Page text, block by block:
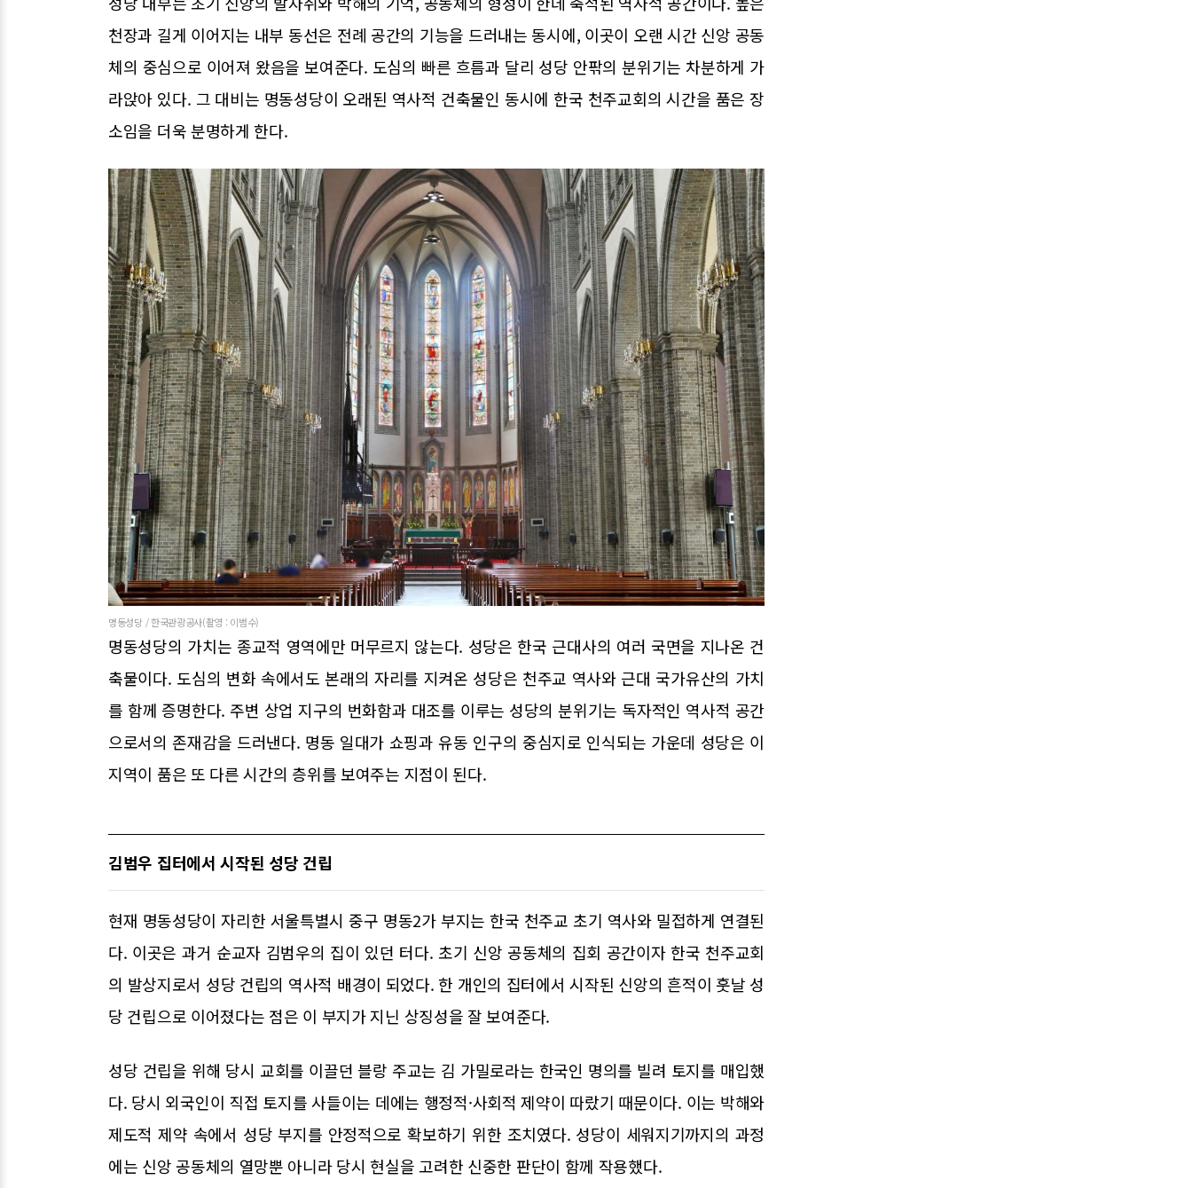
천장과 길게 이어지는 내부 동선은 전례 공간의 기능을 드러내는 동시에, 이곳이 오랜 시간 신앙 공동
체의 중심으로 이어져 왔음을 보여준다. 도심의 빠른 흐름과 달리 성당 안팎의 분위기는 차분하게 가
라앉아 있다. 그 대비는 명동성당이 오래된 역사적 건축물인 동시에 한국 천주교회의 시간을 품은 장
소임을 더욱 분명하게 한다.
명동성당 / 한국관광공사(촬영 : 이범수)
명동성당의 가치는 종교적 영역에만 머무르지 않는다. 성당은 한국 근대사의 여러 국면을 지나온 건
축물이다. 도심의 변화 속에서도 본래의 자리를 지켜온 성당은 천주교 역사와 근대 국가유산의 가치
를 함께 증명한다. 주변 상업 지구의 번화함과 대조를 이루는 성당의 분위기는 독자적인 역사적 공간
으로서의 존재감을 드러낸다. 명동 일대가 쇼핑과 유동 인구의 중심지로 인식되는 가운데 성당은 이
지역이 품은 또 다른 시간의 층위를 보여주는 지점이 된다.
김범우 집터에서 시작된 성당 건립
현재 명동성당이 자리한 서울특별시 중구 명동2가 부지는 한국 천주교 초기 역사와 밀접하게 연결된
다. 이곳은 과거 순교자 김범우의 집이 있던 터다. 초기 신앙 공동체의 집회 공간이자 한국 천주교회
의 발상지로서 성당 건립의 역사적 배경이 되었다. 한 개인의 집터에서 시작된 신앙의 흔적이 훗날 성
당 건립으로 이어졌다는 점은 이 부지가 지닌 상징성을 잘 보여준다.
성당 건립을 위해 당시 교회를 이끌던 블랑 주교는 김 가밀로라는 한국인 명의를 빌려 토지를 매입했
다. 당시 외국인이 직접 토지를 사들이는 데에는 행정적·사회적 제약이 따랐기 때문이다. 이는 박해와
제도적 제약 속에서 성당 부지를 안정적으로 확보하기 위한 조치였다. 성당이 세워지기까지의 과정
에는 신앙 공동체의 열망뿐 아니라 당시 현실을 고려한 신중한 판단이 함께 작용했다.